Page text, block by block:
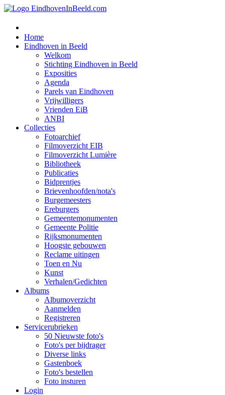
Home
Eindhoven in Beeld
Welkom
Stichting Eindhoven in Beeld
Exposities
Agenda
Parels van Eindhoven
Vrijwilligers
Vrienden EiB
ANBI
Collecties
Fotoarchief
Filmoverzicht EIB
Filmoverzicht Lumière
Bibliotheek
Publicaties
Bidprentjes
Brievenhoofden/nota's
Burgemeesters
Ereburgers
Gemeentemonumenten
Gemeente Politie
Rijksmonumenten
Hoogste gebouwen
Reclame uitingen
Toen en Nu
Kunst
Verhalen/Gedichten
Albums
Albumoverzicht
Aanmelden
Registreren
Servicerubrieken
50 Nieuwste foto's
Foto's per bijdrager
Diverse links
Gastenboek
Foto's bestellen
Foto insturen
Login